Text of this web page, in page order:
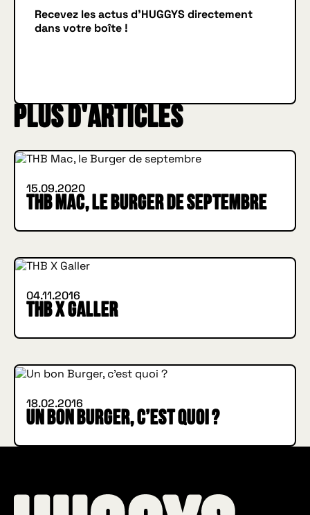
Recevez les actus d'HUGGYS directement
dans votre boîte !
Plus d'articles
15.09.2020
THB Mac, le Burger de septembre
04.11.2016
THB X Galler
IN BURGER WE TRUST
18.02.2016
Un bon Burger, c’est quoi ?